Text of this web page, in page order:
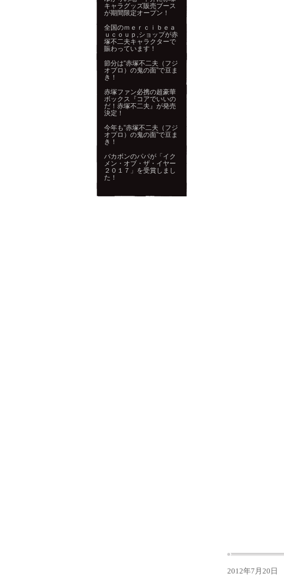
2012年7月20日
キャラグッズ販売ブース
が期間限定オープン！
全国のｍｅｒｃｉｂｅａ
ｕｃｏｕｐ,ショップが赤
塚不二夫キャラクターで
賑わっています！
節分は“赤塚不二夫（フジ
オプロ）の鬼の面”で豆ま
き！
赤塚ファン必携の超豪華
ボックス『コアでいいの
だ！赤塚不二夫』が発売
決定！
今年も“赤塚不二夫（フジ
オプロ）の鬼の面”で豆ま
き！
バカボンのパパが「イク
メン・オブ・ザ・イヤー
２０１７」を受賞しまし
た！